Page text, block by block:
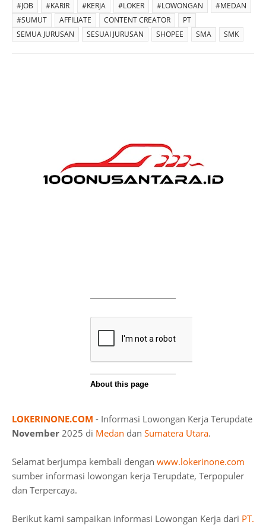
#JOB #KARIR #KERJA #LOKER #LOWONGAN
#MEDAN
#SUMUT
AFFILIATE CONTENT CREATOR
PT
SEMUA JURUSAN
SESUAI JURUSAN SHOPEE SMA SMK
LOKERINONE.COM - Informasi Lowongan Kerja Terupdate
November 2025 di Medan dan Sumatera Utara.
Selamat berjumpa kembali dengan www.lokerinone.com
sumber informasi lowongan kerja Terupdate, Terpopuler
dan Terpercaya.
Berikut kami sampaikan informasi Lowongan Kerja dari PT.